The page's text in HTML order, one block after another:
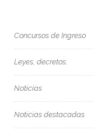
Concursos de Ingreso
Leyes, decretos.
Noticias
Noticias destacadas